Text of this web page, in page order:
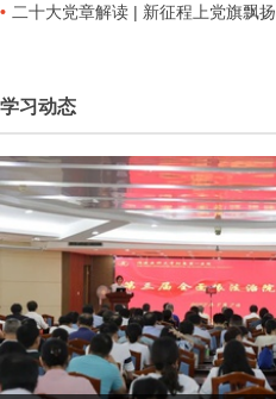
二十大党章解读 | 新征程上党旗飘扬
学习动态